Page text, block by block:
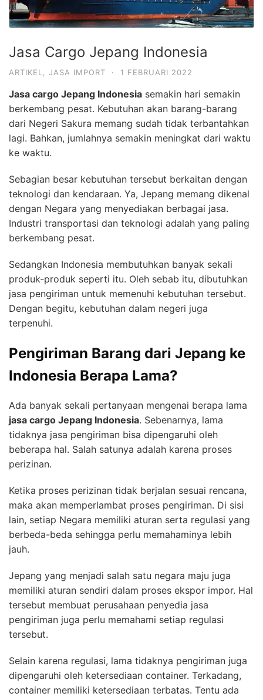
Jasa Cargo Jepang Indonesia
ARTIKEL JASA IMPORT · 1 FEBRUARI 2022
Jasa cargo Jepang Indonesia semakin hari semakin
berkembang pesat. Kebutuhan akan barang-barang
dari Negeri Sakura memang sudah tidak terbantahkan
lagi. Bahkan, jumlahnya semakin meningkat dari waktu
ke waktu.
Sebagian besar kebutuhan tersebut berkaitan dengan
teknologi dan kendaraan. Ya, Jepang memang dikenal
dengan Negara yang menyediakan berbagai jasa.
Industri transportasi dan teknologi adalah yang paling
berkembang pesat.
Sedangkan Indonesia membutuhkan banyak sekali
produk-produk seperti itu. Oleh sebab itu, dibutuhkan
jasa pengiriman untuk memenuhi kebutuhan tersebut.
Dengan begitu, kebutuhan dalam negeri juga
terpenuhi.
Pengiriman Barang dari Jepang ke
Indonesia Berapa Lama?
Ada banyak sekali pertanyaan mengenai berapa lama
jasa cargo Jepang Indonesia. Sebenarnya, lama
tidaknya jasa pengiriman bisa dipengaruhi oleh
beberapa hal. Salah satunya adalah karena proses
perizinan.
Ketika proses perizinan tidak berjalan sesuai rencana,
maka akan memperlambat proses pengiriman. Di sisi
lain, setiap Negara memiliki aturan serta regulasi yang
berbeda-beda sehingga perlu memahaminya lebih
jauh.
Jepang yang menjadi salah satu negara maju juga
memiliki aturan sendiri dalam proses ekspor impor. Hal
tersebut membuat perusahaan penyedia jasa
pengiriman juga perlu memahami setiap regulasi
tersebut.
Selain karena regulasi, lama tidaknya pengiriman juga
dipengaruhi oleh ketersediaan container. Terkadang,
container memiliki ketersediaan terbatas. Tentu ada